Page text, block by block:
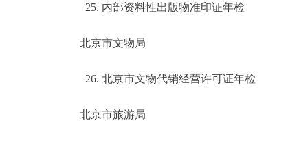
25. 内部资料性出版物准印证年检
北京市文物局
26. 北京市文物代销经营许可证年检
北京市旅游局